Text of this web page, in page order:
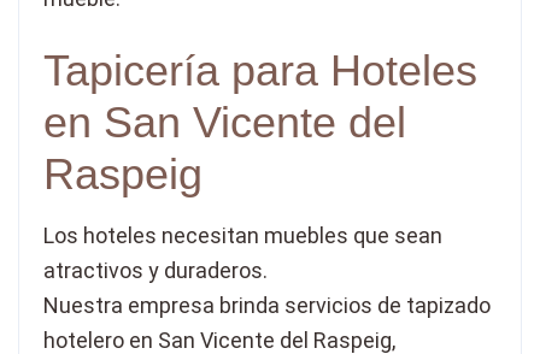
Tapicería para Hoteles
en San Vicente del
Raspeig
Los hoteles necesitan muebles que sean
atractivos y duraderos.
Nuestra empresa brinda servicios de tapizado
hotelero en San Vicente del Raspeig,